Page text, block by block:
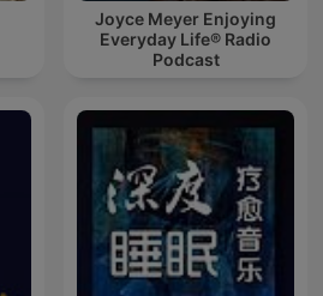
Joyce Meyer Enjoying
Everyday Life® Radio
Podcast